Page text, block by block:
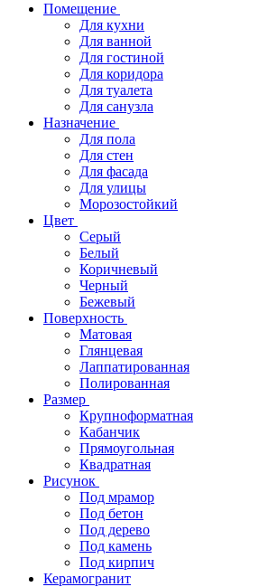
Помещение
Для кухни
Для ванной
Для гостиной
Для коридора
Для туалета
Для санузла
Назначение
Для пола
Для стен
Для фасада
Для улицы
Морозостойкий
Цвет
Серый
Белый
Коричневый
Черный
Бежевый
Поверхность
Матовая
Глянцевая
Лаппатированная
Полированная
Размер
Крупноформатная
Кабанчик
Прямоугольная
Квадратная
Рисунок
Под мрамор
Под бетон
Под дерево
Под камень
Под кирпич
Керамогранит